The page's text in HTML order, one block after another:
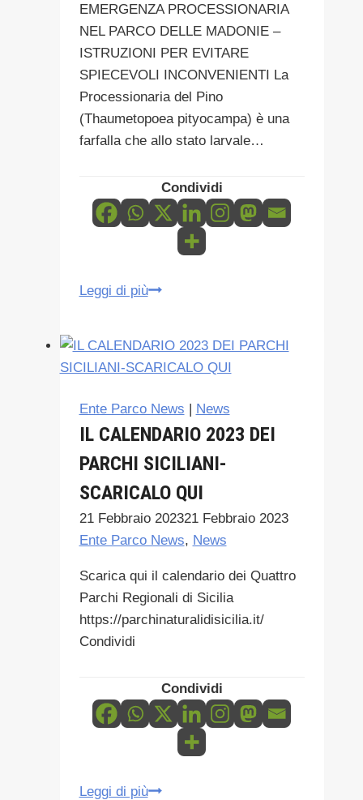
EMERGENZA PROCESSIONARIA
NEL PARCO DELLE MADONIE –
ISTRUZIONI PER EVITARE
SPIECEVOLI INCONVENIENTI La
Processionaria del Pino
(Thaumetopoea pityocampa) è una
farfalla che allo stato larvale…
Condividi
Leggi di piùISTRUZIONI
SPIACEVOLI
INCONVENIENTI-
PROCESSIONARIA
Ente Parco News | News
IL CALENDARIO 2023 DEI
PARCHI SICILIANI-
SCARICALO QUI
21 Febbraio 202321 Febbraio 2023
Ente Parco News, News
Scarica qui il calendario dei Quattro
Parchi Regionali di Sicilia
https://parchinaturalidisicilia.it/
Condividi
Condividi
Leggi di piùIL